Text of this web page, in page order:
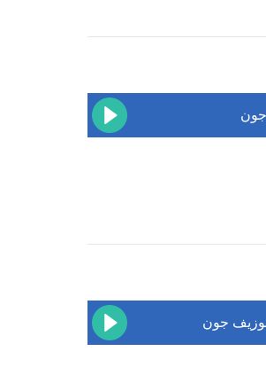
جوزيف جون